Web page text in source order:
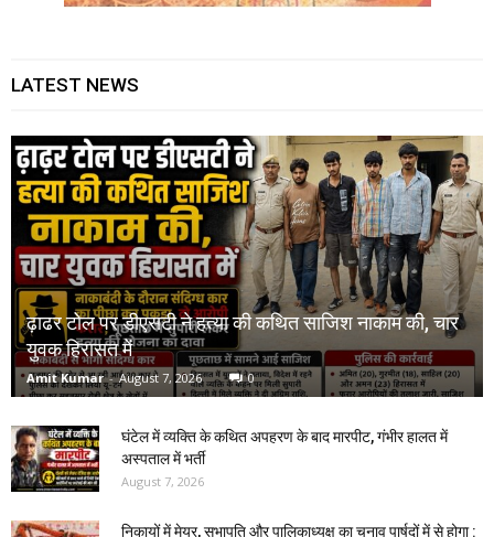
LATEST NEWS
ढ़ाढर टोल पर डीएसटी ने हत्या की कथित साजिश नाकाम की, चार
युवक हिरासत में
Amit Kumar - August 7, 2026 0
घंटेल में व्यक्ति के कथित अपहरण के बाद मारपीट, गंभीर हालत में
अस्पताल में भर्ती
August 7, 2026
निकायों में मेयर, सभापति और पालिकाध्यक्ष का चुनाव पार्षदों में से होगा :